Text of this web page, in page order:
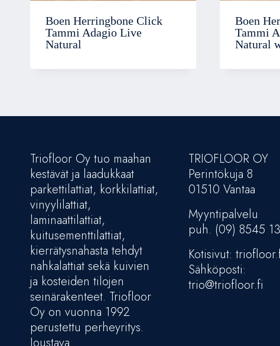
Boen Herringbone Click
Tammi Adagio Live
Natural
Boen
Tammi
Natural
Triofloor Oy tuo maahan
kestävät ja laadukkaat
parkettilattiat, korkkilattiat,
vinyylilattiat,
laminaattilattiat,
kuitusementtilattiat,
kierrätysnahasta tehdyt
nahkalattiat sekä kuivien
ja kosteiden tilojen
seinärakenteet. Triofloor
Oy on vuonna 1992
perustettu perheyritys.
TRIOFLOOR OY
Perintökuja 8
01510 Vantaa
Myyntipalvelu
puh. (09) 8545
Kotisivut:
Sähköposti:
trio@triofloor.fi